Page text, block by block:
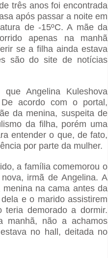
três anos foi encontrada
após passar a noite em
de -15ºC. A mãe da
apenas na manhã
se a filha ainda estava
são do site de notícias
Angelina Kuleshova
acordo com o portal,
da menina, suspeita de
da filha, porém uma
entender o que, de fato,
por parte da mulher.
a família comemorou o
irmã de Angelina. A
na cama antes da
e o marido assistirem
teria demorado a dormir.
manhã, não a achamos
no hall, deitada no